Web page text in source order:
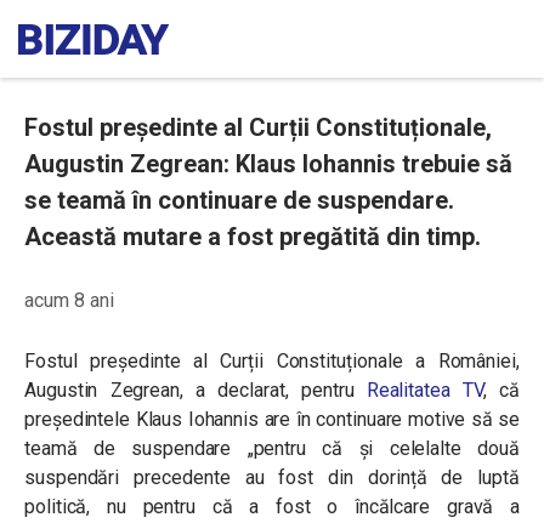
Fostul președinte al Curții Constituționale,
Augustin Zegrean: Klaus Iohannis trebuie să
se teamă în continuare de suspendare.
Această mutare a fost pregătită din timp.
acum 8 ani
Fostul președinte al Curții Constituționale a României,
Augustin Zegrean, a declarat, pentru Realitatea TV, că
președintele Klaus Iohannis are în continuare motive să se
teamă de suspendare „pentru că și celelalte două
suspendări precedente au fost din dorință de luptă
politică, nu pentru că a fost o încălcare gravă a